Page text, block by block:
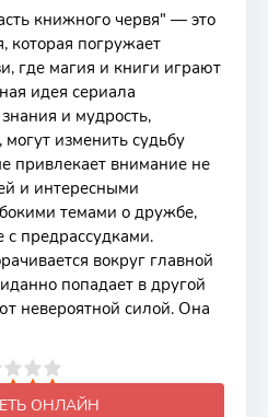
книжного червя" — это
которая погружает
где магия и книги играют
идея сериала
и мудрость,
изменить судьбу
привлекает внимание не
и интересными
темами о дружбе,
с предрассудками.
вокруг главной
попадает в другой
невероятной силой. Она
ОНЛАЙН